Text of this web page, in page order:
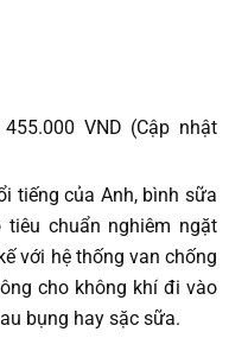
VND (Cập nhật
tiếng của Anh, bình sữa
chuẩn nghiêm ngặt
với hệ thống van chống
cho không khí đi vào
bụng hay sặc sữa.